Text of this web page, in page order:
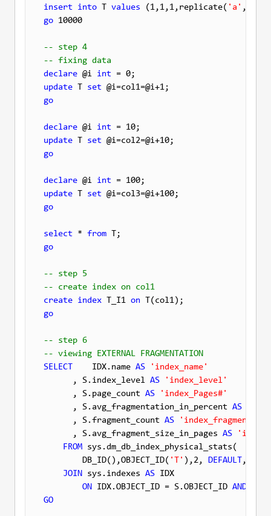
insert into T values (1,1,1,replicate( 'a'
go 10000
-- step 4
-- fixing data
declare @i int
update T set
go
declare @i int
update T set
go
declare @i int
update T set
go
select * from
go
-- step 5
-- create index on col1
create index T_I1 on
go
-- step 6
-- viewing EXTERNAL FRAGMENTATION
SELECT
    IDX.name
AS
'index_name'
      , S.index_level
AS
'index_level'
      , S.page_count
AS
'index_Pages#'
      , S.avg_fragmentation_in_percent
AS
      , S.fragment_count
AS
'index_fragments'
      , S.avg_fragment_size_in_pages
AS
FROM sys.dm_db_index_physical_stats(
        DB_ID(),OBJECT_ID(
'T' ),2, DEFAULT ,
JOIN sys.indexes AS IDX
ON IDX.OBJECT_ID = S.OBJECT_ID AND
GO